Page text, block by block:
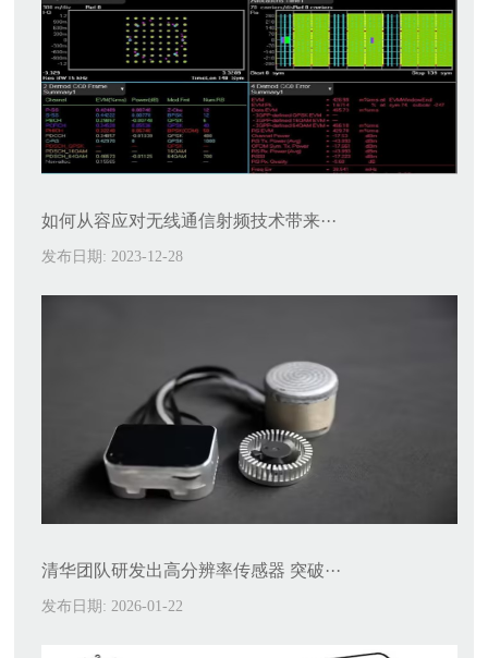
如何从容应对无线通信射频技术带来···
发布日期: 2023-12-28
清华团队研发出高分辨率传感器 突破···
发布日期: 2026-01-22